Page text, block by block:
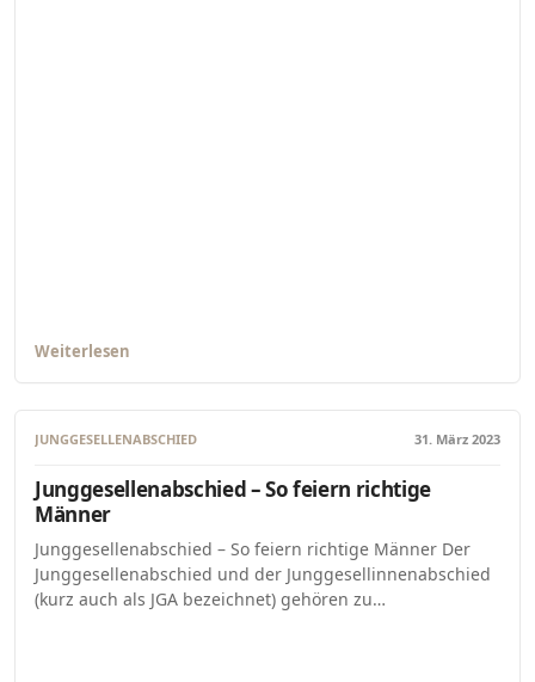
Weiterlesen
JUNGGESELLENABSCHIED 31. März 2023
Junggesellenabschied – So feiern richtige
Männer
Junggesellenabschied – So feiern richtige Männer Der
Junggesellenabschied und der Junggesellinnenabschied
(kurz auch als JGA bezeichnet) gehören zu…